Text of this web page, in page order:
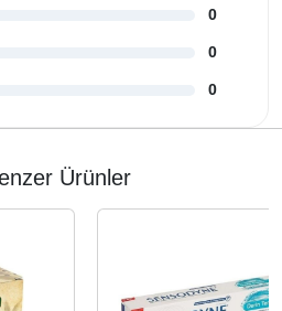
0
0
0
Ürünler